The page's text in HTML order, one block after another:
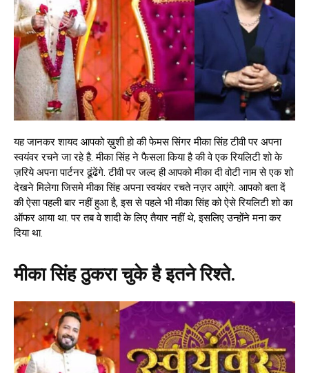
यह जानकर शायद आपको ख़ुशी हो की फेमस सिंगर मीका सिंह टीवी पर अपना
स्वयंवर रचने जा रहे है. मीका सिंह ने फैसला किया है की वे एक रियलिटी शो के
ज़रिये अपना पार्टनर ढूंढेंगे. टीवी पर जल्द ही आपको मीका दी वोटी नाम से एक शो
देखने मिलेगा जिसमे मीका सिंह अपना स्वयंवर रचते नज़र आएंगे. आपको बता दें
की ऐसा पहली बार नहीं हुआ है, इस से पहले भी मीका सिंह को ऐसे रियलिटी शो का
ऑफर आया था. पर तब वे शादी के लिए तैयार नहीं थे, इसलिए उन्होंने मना कर
दिया था.
मीका सिंह ठुकरा चुके है इतने रिश्ते.